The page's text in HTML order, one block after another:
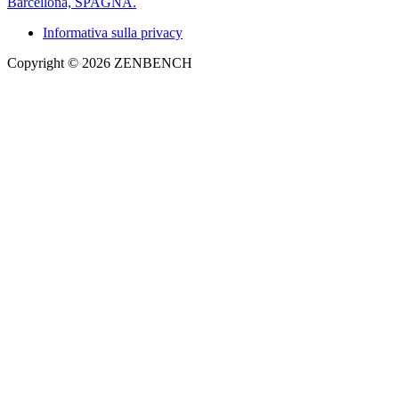
Informativa sulla privacy
Copyright © 2026 ZENBENCH